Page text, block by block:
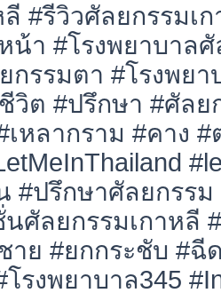
#รีวิวศัลยกรรมเ
น้า #โรงพยาบาล
กรรมตา #โรงพยา
วิต #ปรึกษา #ศัลย
หลากราม #คาง
#ปรึกษาศัลยกรรม
ศัลยกรรมเกาหลี
าย #ยกกระชับ #
รงพยาบาล345